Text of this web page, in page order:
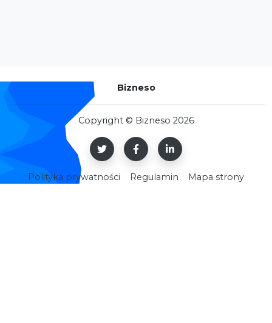
Bizneso
Copyright © Bizneso 2026
Polityka prywatności Regulamin Mapa strony